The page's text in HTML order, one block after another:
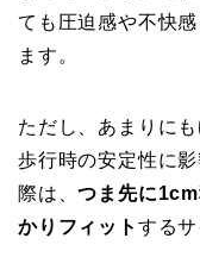
ても圧迫感や不快
ます。
ただし、あまりに
歩行時の安定性に
際は、つま先に
かりフィット する